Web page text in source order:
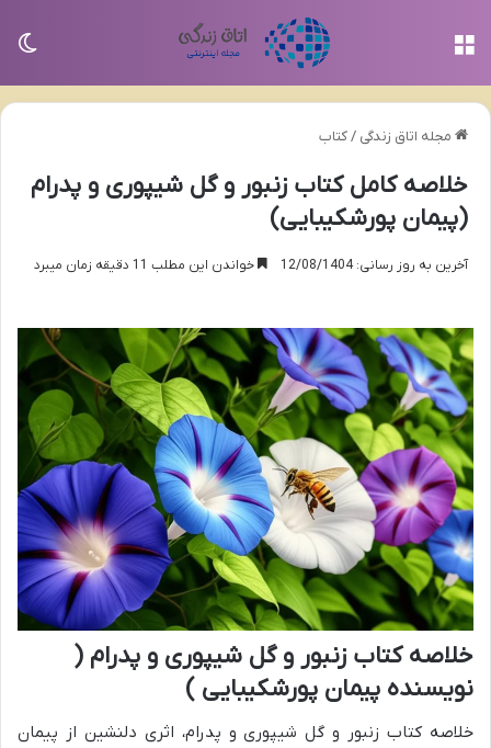
مجله اتاق زندگی /کتاب
خلاصه کامل کتاب زنبور و گل شیپوری و پدرام
(پیمان پورشکیبایی)
آخرین به روز رسانی: 12/08/1404 خواندن این مطلب 11 دقیقه زمان میبرد
خلاصه کتاب زنبور و گل شیپوری و پدرام (
نویسنده پیمان پورشکیبایی )
خلاصه کتاب زنبور و گل شیپوری و پدرام، اثری دلنشین از پیمان